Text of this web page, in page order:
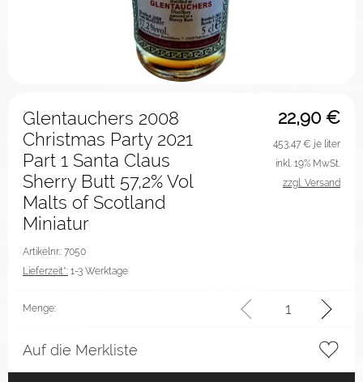
22,90 €
Glentauchers 2008
Christmas Party 2021
Part 1 Santa Claus
Sherry Butt 57,2% Vol
Malts of Scotland
Miniatur
Artikelnr.: 7050
Lieferzeit*: 1-3 Werktage
453,47 € je liter
inkl. 19% MwSt.
zzgl. Versand
Menge:
Auf die Merkliste